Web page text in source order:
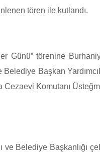
tören ile kutlandı.
Günü” törenine
Başkan
Cezaevi Komutanı
ve Belediye Başkanlığı